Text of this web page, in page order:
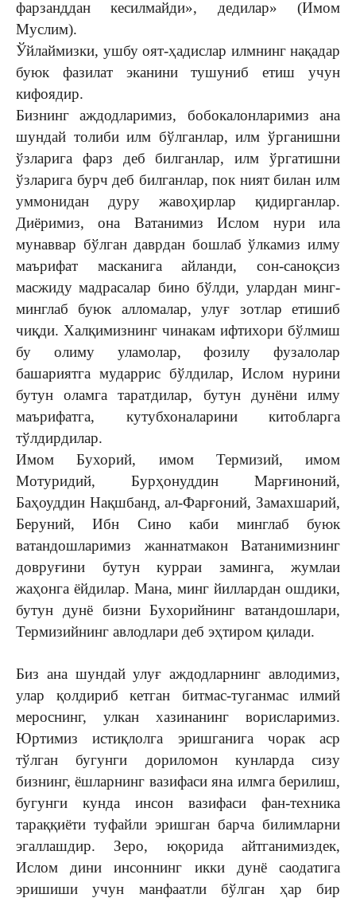
фарзанддан кесилмайди», дедилар» (Имом
Муслим).
Ўйлаймизки, ушбу оят-ҳадислар илмнинг нақадар
буюк фазилат эканини тушуниб етиш учун
кифоядир.
Бизнинг аждодларимиз, бобокалонларимиз ана
шундай толиби илм бўлганлар, илм ўрганишни
ўзларига фарз деб билганлар, илм ўргатишни
ўзларига бурч деб билганлар, пок ният билан илм
уммонидан дуру жавоҳирлар қидирганлар.
Диёримиз, она Ватанимиз Ислом нури ила
мунаввар бўлган даврдан бошлаб ўлкамиз илму
маърифат масканига айланди, сон-саноқсиз
масжиду мадрасалар бино бўлди, улардан минг-
минглаб буюк алломалар, улуғ зотлар етишиб
чиқди. Халқимизнинг чинакам ифтихори бўлмиш
бу олиму уламолар, фозилу фузалолар
башариятга мударрис бўлдилар, Ислом нурини
бутун оламга таратдилар, бутун дунёни илму
маърифатга, кутубхоналарини китобларга
тўлдирдилар.
Имом Бухорий, имом Термизий, имом
Мотуридий, Бурҳонуддин Марғиноний,
Баҳоуддин Нақшбанд, ал-Фарғоний, Замахшарий,
Беруний, Ибн Сино каби минглаб буюк
ватандошларимиз жаннатмакон Ватанимизнинг
довруғини бутун курраи заминга, жумлаи
жаҳонга ёйдилар. Мана, минг йиллардан ошдики,
бутун дунё бизни Бухорийнинг ватандошлари,
Термизийнинг авлодлари деб эҳтиром қилади.
Биз ана шундай улуғ аждодларнинг авлодимиз,
улар қолдириб кетган битмас-туганмас илмий
мероснинг, улкан хазинанинг ворисларимиз.
Юртимиз истиқлолга эришганига чорак аср
тўлган бугунги дориломон кунларда сизу
бизнинг, ёшларнинг вазифаси яна илмга берилиш,
бугунги кунда инсон вазифаси фан-техника
тараққиёти туфайли эришган барча билимларни
эгаллашдир. Зеро, юқорида айтганимиздек,
Ислом дини инсоннинг икки дунё саодатига
эришиши учун манфаатли бўлган ҳар бир